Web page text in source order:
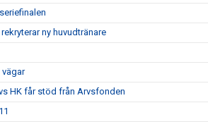
ny huvudtränare
vägar
HK får stöd från Arvsfonden